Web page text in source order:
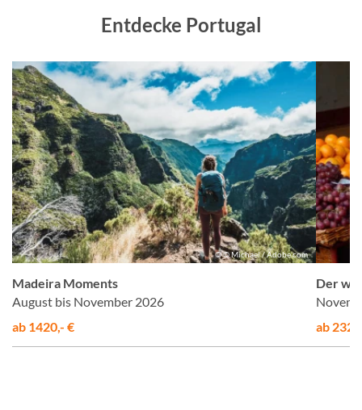
Entdecke Portugal
© © Michael / Adobe.com
Madeira Moments
August bis November 2026
ab 1420,- €
Der
ab